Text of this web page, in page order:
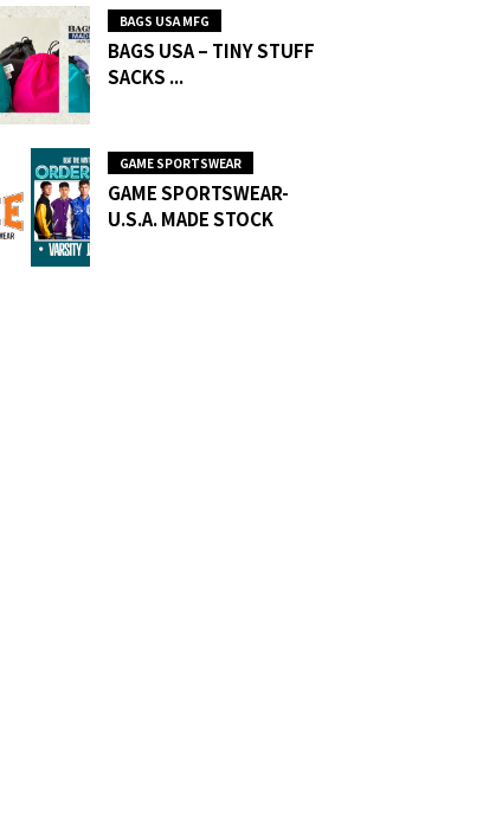
BAGS USA MFG
BAGS USA – TINY STUFF
SACKS ...
GAME SPORTSWEAR
GAME SPORTSWEAR-
U.S.A. MADE STOCK